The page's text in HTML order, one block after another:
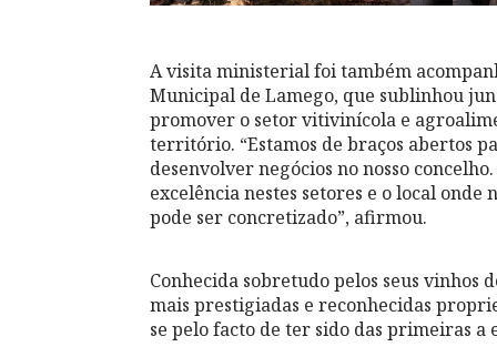
A visita ministerial foi também
Municipal de Lamego, que sublinhou
promover o setor vitivinícola e
território. “Estamos de braços abertos
desenvolver negócios no nosso
excelência nestes setores e o local
pode ser concretizado”, afirmou.
Conhecida sobretudo pelos seus vinhos
mais prestigiadas e reconhecidas
se pelo facto de ter sido das primeiras